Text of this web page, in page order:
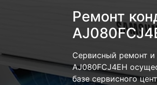
Ремонт
Сервисный ремонт и
AJ080FCJ4EH
базе сервисного